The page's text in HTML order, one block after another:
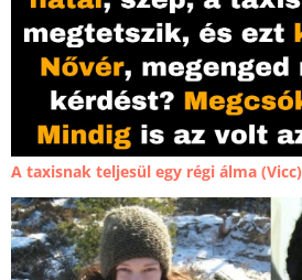
A taxisnak teljesül egy régi álma (Vicc)